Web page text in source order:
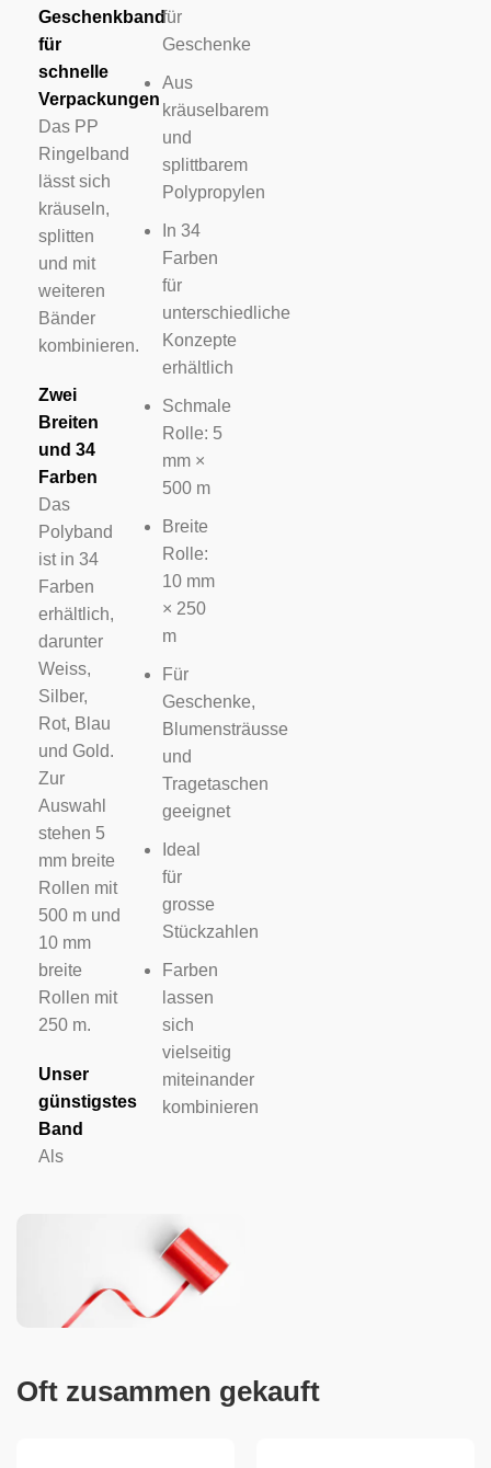
Geschenkband
für
schnelle
Verpackungen
Das PP
Ringelband
lässt sich
kräuseln,
splitten
und mit
weiteren
Bänder
kombinieren.
Zwei
Breiten
und 34
Farben
Das
Polyband
ist in 34
Farben
erhältlich,
darunter
Weiss,
Silber,
Rot, Blau
und Gold.
Zur
Auswahl
stehen 5
mm breite
Rollen mit
500 m und
10 mm
breite
Rollen mit
250 m.
Unser
günstigstes
Band
Als
für
Geschenke
Aus
kräuselbarem
und
splittbarem
Polypropylen
In 34
Farben
für
unterschiedliche
Konzepte
erhältlich
Schmale
Rolle: 5
mm ×
500 m
Breite
Rolle:
10 mm
× 250
m
Für
Geschenke,
Blumensträusse
und
Tragetaschen
geeignet
Ideal
für
grosse
Stückzahlen
Farben
lassen
sich
vielseitig
miteinander
kombinieren
Oft zusammen gekauft